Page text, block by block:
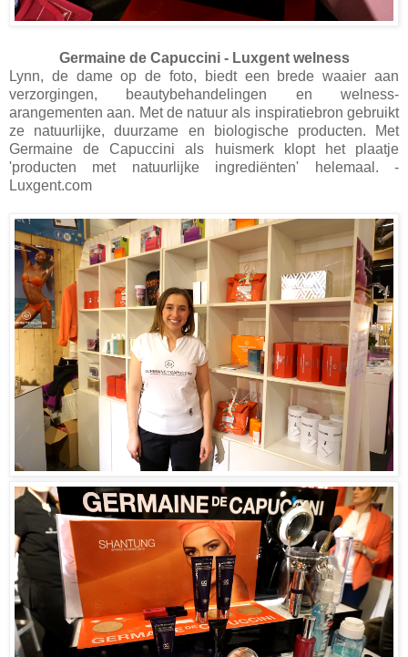
Germaine de Capuccini - Luxgent welness
Lynn, de dame op de foto, biedt een brede waaier aan
verzorgingen, beautybehandelingen en welness-
arangementen aan. Met de natuur als inspiratiebron gebruikt
ze natuurlijke, duurzame en biologische producten. Met
Germaine de Capuccini als huismerk klopt het plaatje
'producten met natuurlijke ingrediënten' helemaal. -
Luxgent.com